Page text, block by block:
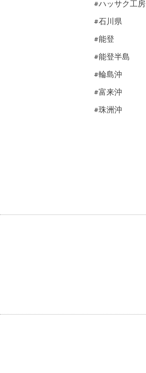
#ハッサク工房
#石川県
#能登
#能登半島
#輪島沖
#富来沖
#珠洲沖